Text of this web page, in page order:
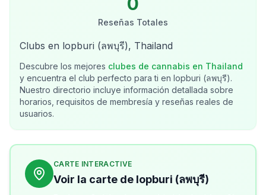
Reseñas Totales
Clubs en lopburi (ลพบุรี), Thailand
Descubre los mejores clubes de cannabis en Thailand
y encuentra el club perfecto para ti en lopburi (ลพบุรี).
Nuestro directorio incluye información detallada sobre
horarios, requisitos de membresía y reseñas reales de
usuarios.
CARTE INTERACTIVE
Voir la carte de lopburi (ลพบุรี)